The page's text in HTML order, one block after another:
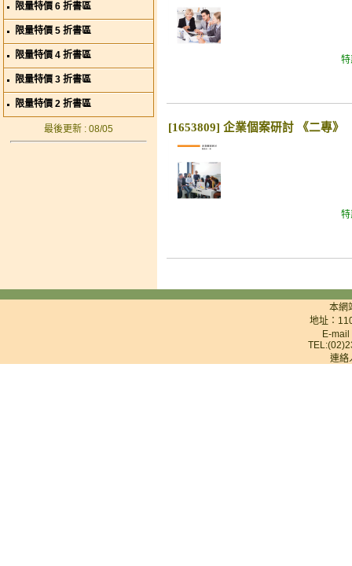
限量特價 6 折書區
限量特價 5 折書區
限量特價 4 折書區
限量特價 3 折書區
限量特價 2 折書區
最後更新 : 08/05
特
[1653809] 企業個案研討 《二專》
特
本網
地址：
E-
連絡